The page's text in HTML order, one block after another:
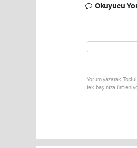
Okuyucu
Yorum yazarak
tek başınıza